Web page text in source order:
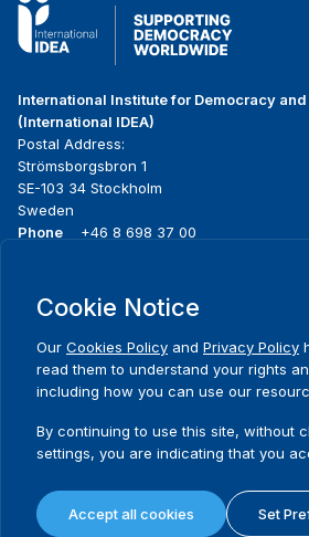
International Institute for Democracy
(International IDEA)
Postal Address:
Strömsborgsbron 1
SE-103 34 Stockholm
Sweden
Phone
+46 8 698 37 00
menu
About us
Where we work
Publications
Terms and conditions
Privacy policy
Cookie policy
Cookie Notice
Our Cookies Policy and Privacy Policy
read them to understand your rights
including how you can use our
By continuing to use this site, without
settings, you are indicating that you
Accept all cookies Set